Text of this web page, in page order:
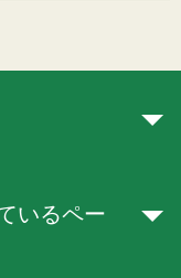
いるペー